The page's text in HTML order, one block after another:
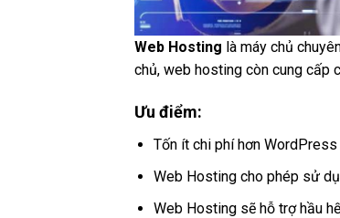
Web Hosting là máy chủ
chủ, web hosting còn cung cấp
Ưu điểm:
Tốn ít chi phí hơn
Web Hosting cho phép sử
Web Hosting sẽ hỗ trợ hầu